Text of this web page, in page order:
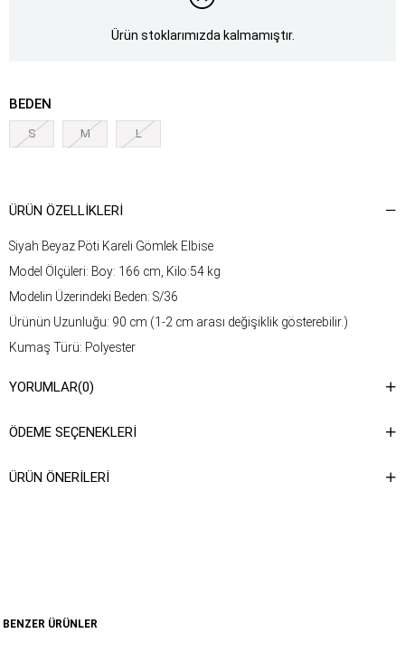
Ürün stoklarımızda kalmamıştır.
BEDEN
S M L
ÜRÜN ÖZELLIKLERI
Siyah Beyaz Pöti Kareli Gömlek Elbise
Model Ölçüleri: Boy: 166 cm, Kilo:54 kg
Modelin Üzerindeki Beden: S/36
Ürünün Uzunluğu: 90 cm (1-2 cm arası değişiklik gösterebilir.)
Kumaş Türü: Polyester
talimatına ulaşabilirsiniz.
YORUMLAR(0)
ÖDEME SEÇENEKLERI
ÜRÜN ÖNERILERI
BENZER ÜRÜNLER